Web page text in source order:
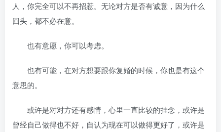
人，你完全可以不再招惹。无论对方是否有诚意，因为什么
回头，都不必在意。
也有意愿，你可以考虑。
也有可能，在对方想要跟你复婚的时候，你也是有这个
意思的。
或许是对对方还有感情，心里一直比较的挂念，或许是
曾经自己做得也不好，自认为现在可以做得更好了，或许是